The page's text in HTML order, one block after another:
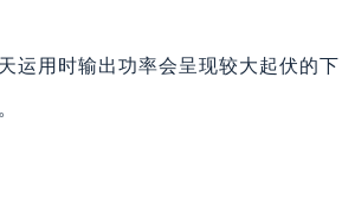
运用时输出功率会呈现较大起伏的下